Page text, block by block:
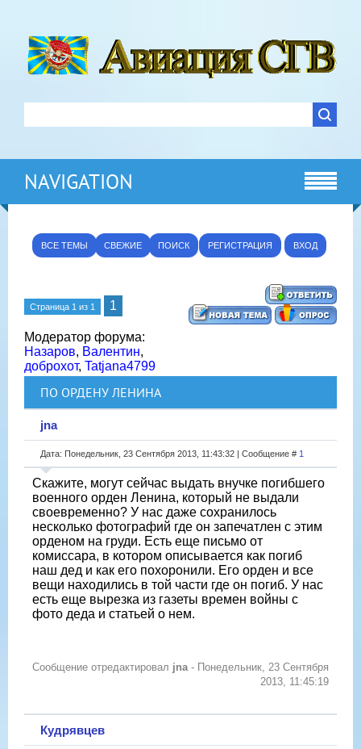
NAVIGATION
ВСЕ ТЕМЫ СВЕЖИЕ ПОИСК РЕГИСТРАЦИЯ ВХОД
Страница 1 из 1 1
Модератор форума:
Назаров, Валентин,
доброхот, Tatjana4799
ПО ОРДЕНУ ЛЕНИНА
jna
Дата: Понедельник, 23 Сентября 2013, 11:43:32 | Сообщение # 1
Скажите, могут сейчас выдать внучке погибшего
военного орден Ленина, который не выдали
своевременно? У нас даже сохранилось
несколько фотографий где он запечатлен с этим
орденом на груди. Есть еще письмо от
комиссара, в котором описывается как погиб
наш дед и как его похоронили. Его орден и все
вещи находились в той части где он погиб. У нас
есть еще вырезка из газеты времен войны с
фото деда и статьей о нем.
Сообщение отредактировал jna - Понедельник, 23 Сентября
2013, 11:45:19
Кудрявцев